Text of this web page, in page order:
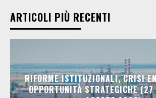
ARTICOLI PIÙ RECENTI
RIFORME ISTITUZIONALI, CRISI
OPPORTUNITÀ STRATEGICHE